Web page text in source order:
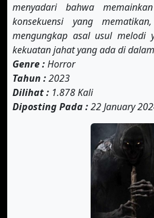
menyadari bahwa
konsekuensi yang
mengungkap asal usul melodi
kekuatan jahat yang ada di
Genre :Horror
Tahun :2023
Dilihat : 1.878 Kali
Diposting Pada :22 January